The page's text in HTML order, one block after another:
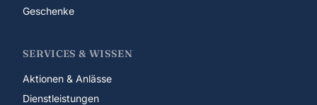
Geschenke
SERVICES & WISSEN
Aktionen & Anlässe
Dienstleistungen